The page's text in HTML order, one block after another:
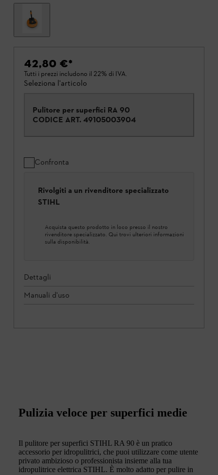
42,80 €*
Tutti i prezzi includono il 22% di IVA.
Seleziona l'articolo
Pulitore per superfici RA 90
CODICE ART. 49105003904
Confronta
Rivolgiti a un rivenditore specializzato
STIHL
Acquista questo prodotto in loco presso il nostro
rivenditore specializzato. Qui trovi ulteriori informazioni
sulla disponibilità.
Dettagli
Manuali d'uso
Pulizia veloce per superfici medie
Il pulitore per superfici STIHL RA 90 è un pratico
accessorio per idropulitrici, che puoi utilizzare come utente
privato ambizioso o professionista insieme alla tua
idropulitrice elettrica STIHL. È molto adatto per pulire in